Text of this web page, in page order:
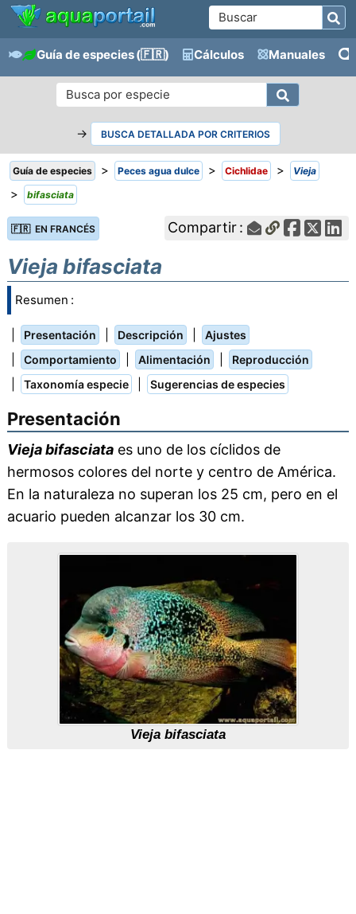
Guía de especies(🇫🇷) Cálculos Manuales
→ BUSCA DETALLADA POR CRITERIOS
Guía de especies > Peces agua dulce > Cichlidae > Vieja
> bifasciata
🇫🇷 EN FRANCÉS Compartir :
Vieja bifasciata
Resumen :
Presentación Descripción Ajustes
Comportamiento Alimentación Reproducción
Taxonomía especie Sugerencias de especies
Presentación
Vieja bifasciataes uno de los cíclidos de
hermosos colores del norte y centro de América.
En la naturaleza no superan los 25 cm, pero en el
acuario pueden alcanzar los 30 cm.
Vieja bifasciata